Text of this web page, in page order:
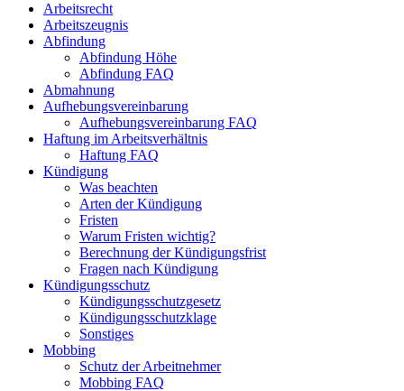
Arbeitsrecht
Arbeitszeugnis
Abfindung
Abfindung Höhe
Abfindung FAQ
Abmahnung
Aufhebungsvereinbarung
Aufhebungsvereinbarung FAQ
Haftung im Arbeitsverhältnis
Haftung FAQ
Kündigung
Was beachten
Arten der Kündigung
Fristen
Warum Fristen wichtig?
Berechnung der Kündigungsfrist
Fragen nach Kündigung
Kündigungsschutz
Kündigungsschutzgesetz
Kündigungsschutzklage
Sonstiges
Mobbing
Schutz der Arbeitnehmer
Mobbing FAQ